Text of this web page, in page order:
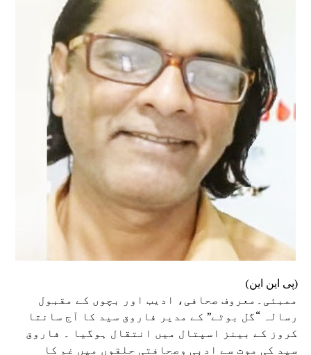
(پی این این)
ممبئی۔معروف صحافی، ادیب اور بچوں کے مقبول
رسالہ “گل بوٹے” کے مدیر فاروق سید کا آج سانتا
کروز کے بینز اسپتال میں انتقال ہوگیا ۔ فاروق
سید کی موت سے ادبی وصحافتی حلقوں میں غم کا